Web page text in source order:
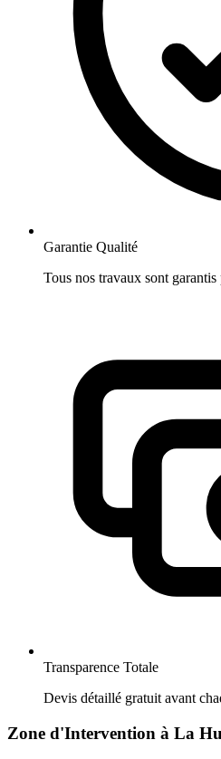
Garantie Qualité
Tous nos travaux sont
Transparence Totale
Devis détaillé gratuit avant
Zone d'Intervention à La